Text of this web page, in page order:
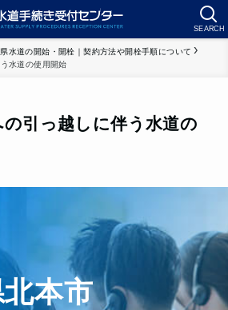
SEARCH
水道の開始・開栓｜契約方法や開栓手順について
水道の使用開始
引っ越しに伴う水道の
本市